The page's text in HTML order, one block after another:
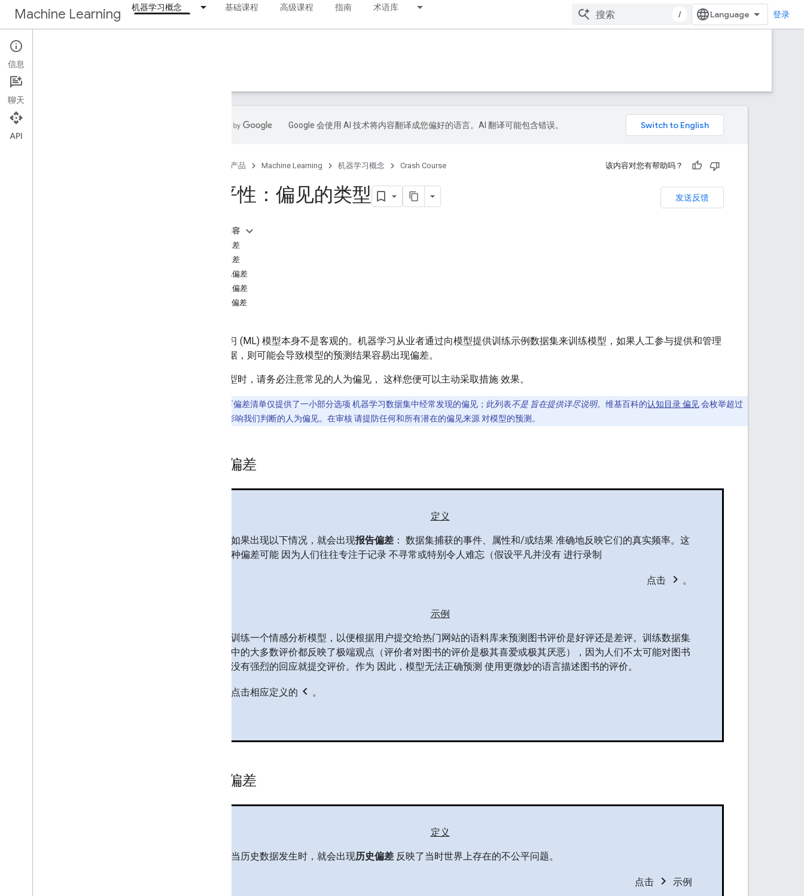
Machine Learning 机器学习概念 基础课程 高级课程 指南 术语库
/ 登录
机器学习概念
首页
Google 会使用 AI 技术将内容翻译成您偏好的语言。AI 翻译可能包含错误。
产品 Machine Learning 机器学习概念 Crash Course 该内容对您有帮助吗？
发送反馈
公平性：偏见的类型
本页内容
报告偏差
历史偏差
自动化偏差
选择性偏差
覆盖偏差
机器学习 (ML) 模型本身不是客观的。机器学习从业者通过向模型提供训练示例数据集来训练模型，如果人工参与提供和管理
这些数据，则可能会导致模型的预测结果容易出现偏差。
构建模型时，请务必注意常见的人为偏见， 这样您便可以主动采取措施 效果。
：以下偏差清单仅提供了一小部分选项 机器学习数据集中经常发现的偏见；此列表不是 旨在提供详尽说明。维基百科的认知目录 偏见会枚举超过
100 个 可能会影响我们判断的人为偏见。在审核 请提防任何和所有潜在的偏见来源 对模型的预测。
报告偏差
定义
如果出现以下情况，就会出现报告偏差 ： 数据集捕获的事件、属性和/或结果 准确地反映它们的真实频率。这
种偏差可能 因为人们往往专注于记录 不寻常或特别令人难忘（假设平凡并没有 进行录制
点击 chevron_right 。
示例
训练一个情感分析模型，以便根据用户提交给热门网站的语料库来预测图书评价是好评还是差评。训练数据集
中的大多数评价都反映了极端观点（评价者对图书的评价是极其喜爱或极其厌恶），因为人们不太可能对图书
没有强烈的回应就提交评价。作为 因此，模型无法正确预测 使用更微妙的语言描述图书的评价。
点击相应定义的 chevron_left 。
历史偏差
定义
当历史数据发生时，就会出现历史偏差 反映了当时世界上存在的不公平问题。
点击 chevron_right 示例
信息
聊天
API